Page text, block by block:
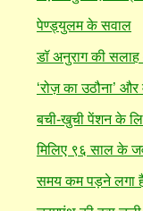
पेण्ड्युलम के सवाल
डॉ अनुराग की
‘रोज़ का उठौना’
बची-खुची पेंशन के लिए
मिलिए ९६ साल के
समय कम पड़ने लगा